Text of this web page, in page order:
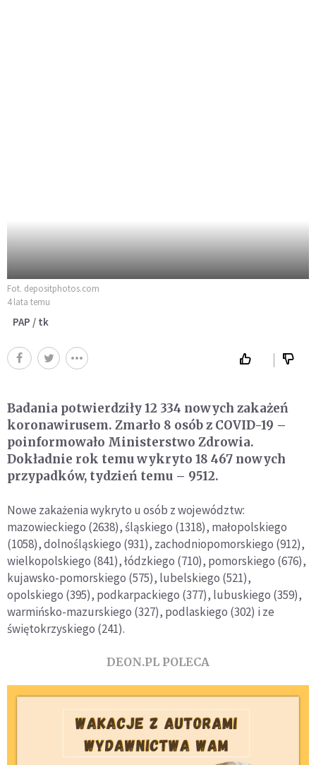
Fot. depositphotos.com
4 lata temu
PAP / tk
Badania potwierdziły 12 334 nowych zakażeń
koronawirusem. Zmarło 8 osób z COVID-19 –
poinformowało Ministerstwo Zdrowia.
Dokładnie rok temu wykryto 18 467 nowych
przypadków, tydzień temu – 9512.
Nowe zakażenia wykryto u osób z województw:
mazowieckiego (2638), śląskiego (1318), małopolskiego
(1058), dolnośląskiego (931), zachodniopomorskiego (912),
wielkopolskiego (841), łódzkiego (710), pomorskiego (676),
kujawsko-pomorskiego (575), lubelskiego (521),
opolskiego (395), podkarpackiego (377), lubuskiego (359),
warmińsko-mazurskiego (327), podlaskiego (302) i ze
świętokrzyskiego (241).
DEON.PL POLECA